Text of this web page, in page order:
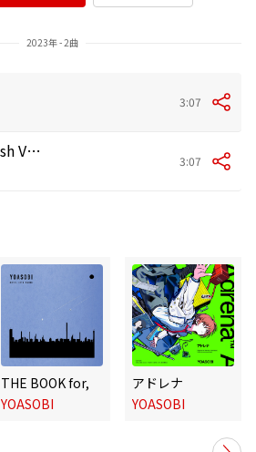
2023年 - 2曲
3:07
Biri-Biri (English Version) 3:07
THE BOOK for,
YOASOBI
アドレナ
YOASOBI